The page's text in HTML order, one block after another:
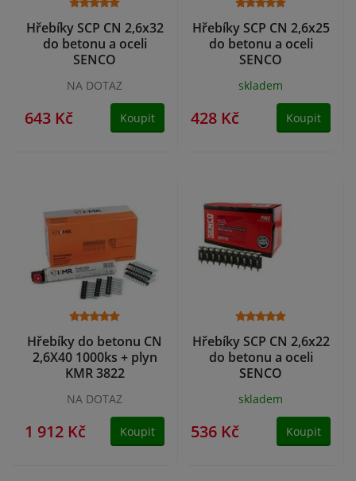
Hřebíky SCP CN 2,6x32
do betonu a oceli
SENCO
NA DOTAZ
643 Kč Koupit
Hřebíky SCP CN 2,6x25
do betonu a oceli
SENCO
skladem
428 Kč Koupit
Hřebíky do betonu CN
2,6X40 1000ks + plyn
KMR 3822
NA DOTAZ
1 912 Kč Koupit
Hřebíky SCP CN 2,6x22
do betonu a oceli
SENCO
skladem
536 Kč Koupit